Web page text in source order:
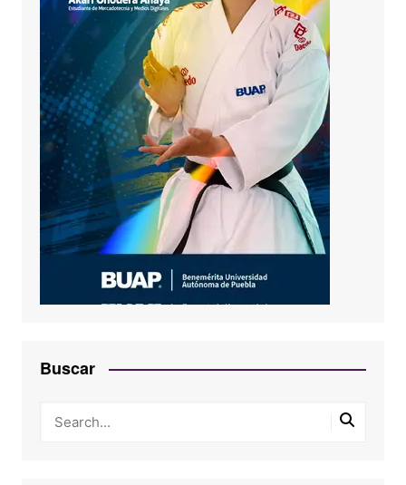
Buscar